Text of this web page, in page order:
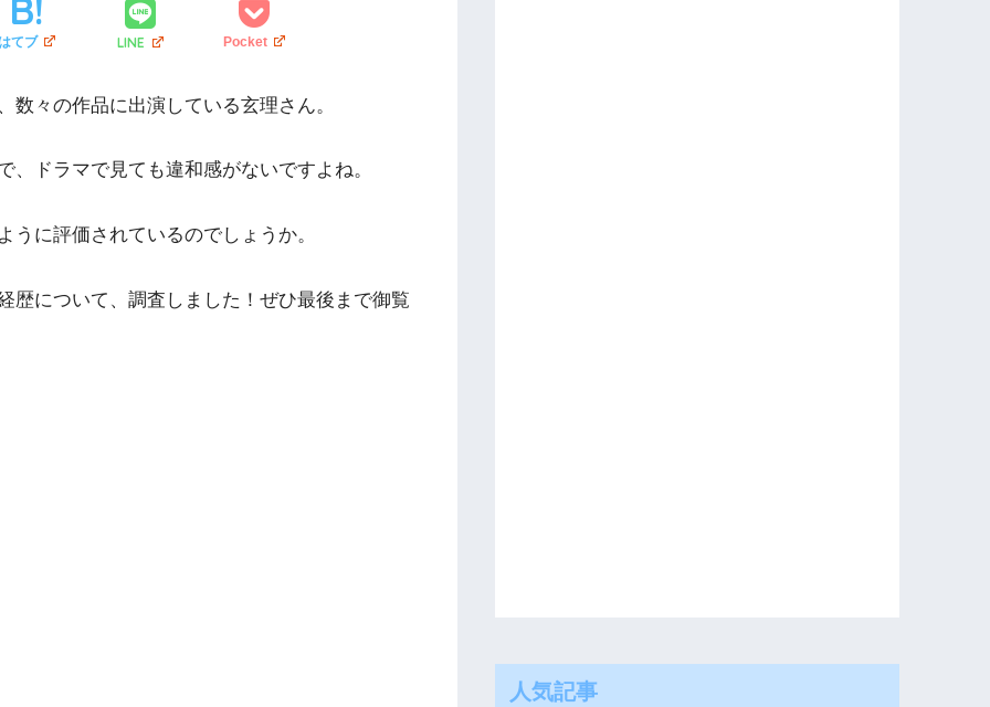
てブ LINE Pocket
々の作品に出演している玄理さん。
ドラマで見ても違和感がないですよね。
に評価されているのでしょうか。
歴について、調査しました！ぜひ最後まで御覧
人気記事